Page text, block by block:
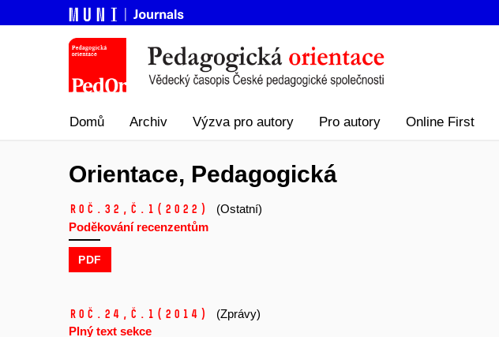
Domů Archiv Výzva pro autory Pro autory Online First
Orientace, Pedagogická
Roč.32, č.1 (2022)
(Ostatní)
Poděkování recenzentům
PDF
Roč.24, č.1 (2014)
(Zprávy)
Plný text sekce